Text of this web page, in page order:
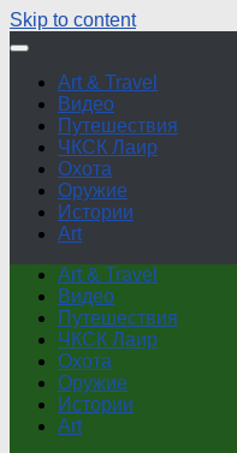
Skip to content
Art & Travel
Видео
Путешествия
ЧКСК Лаир
Охота
Оружие
Истории
Art
Art & Travel
Видео
Путешествия
ЧКСК Лаир
Охота
Оружие
Истории
Art